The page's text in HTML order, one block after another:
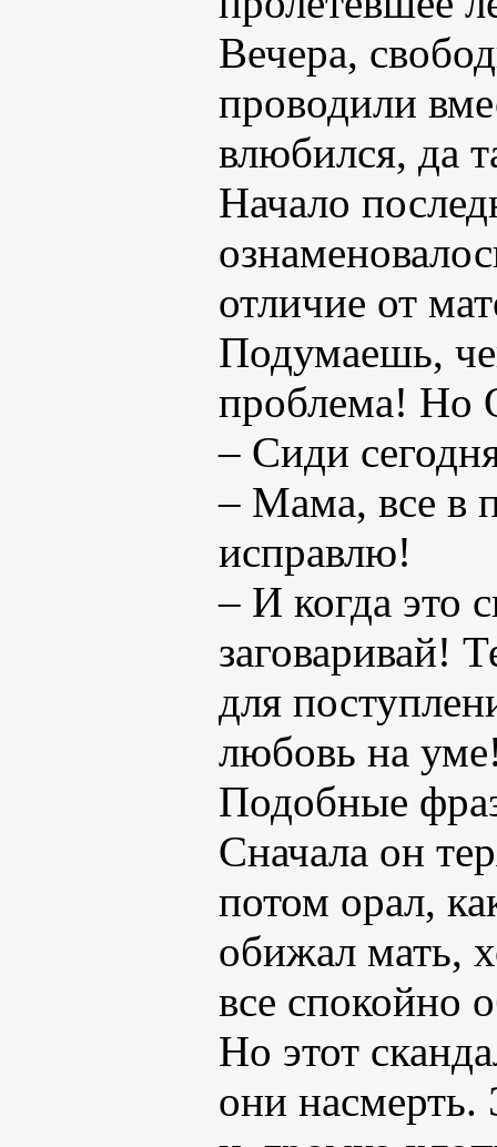
Вечера,
проводили
влюбился, да
Начало
отличие от
Подумаешь,
проблема! Но
– Сиди
– Мама, все в
исправлю!
– И когда это
заговаривай!
для
любовь на
Подобные
Сначала он
потом орал,
обижал мать,
все спокойно
Но этот
они насмерть.